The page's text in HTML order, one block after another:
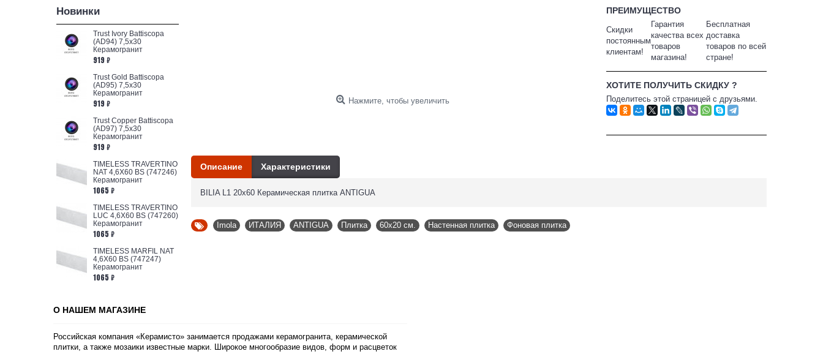
Новинки
Trust Ivory Battiscopa
(AD94) 7,5x30
Керамогранит
919 ₽
Trust Gold Battiscopa
(AD95) 7,5x30
Керамогранит
919 ₽
Trust Copper Battiscopa
(AD97) 7,5x30
Керамогранит
919 ₽
TIMELESS TRAVERTINO
NAT 4,6X60 BS (747246)
Керамогранит
1065 ₽
TIMELESS TRAVERTINO
LUC 4,6X60 BS (747260)
Керамогранит
1065 ₽
TIMELESS MARFIL NAT
4,6X60 BS (747247)
Керамогранит
1065 ₽
Нажмите, чтобы увеличить
ПРЕИМУЩЕСТВО
Скидки
постоянным
клиентам!
Гарантия
качества всех
товаров
магазина!
Бесплатная
доставка
товаров по всей
стране!
ХОТИТЕ ПОЛУЧИТЬ СКИДКУ ?
Поделитесь этой страницей с друзьями.
Описание Характеристики
BILIA L1 20x60 Керамическая плитка ANTIGUA
Imola ИТАЛИЯ ANTIGUA Плитка 60x20 см. Настенная плитка Фоновая плитка
О НАШЕМ МАГАЗИНЕ
Российская компания «Керамисто» занимается продажами керамогранита, керамической
плитки, а также мозаики известные марки. Широкое многообразие видов, форм и расцветок